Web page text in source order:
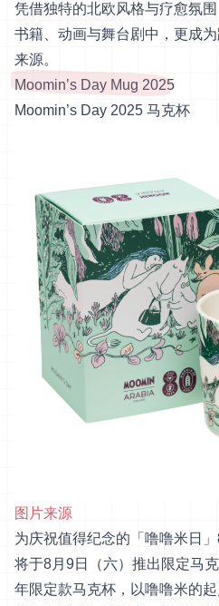
凭借独特的北欧风格与疗愈氛
书籍、动画与舞台剧中，更成
来源。
Moomin’s Day Mug 2025
Moomin’s Day 2025 马克杯
图片来源
为庆祝值得纪念的「噜噜米日
将于8月9日（六）推出限定马
年限定款马克杯，以噜噜米的